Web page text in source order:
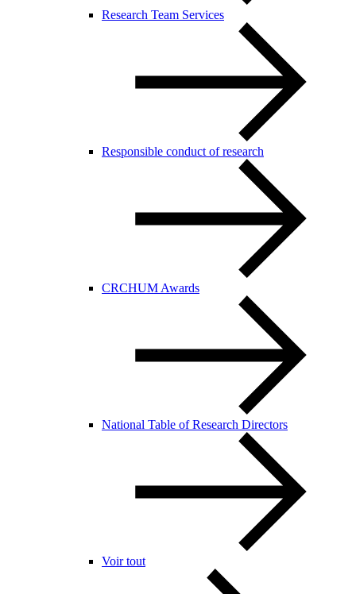
Research Team Services
Responsible conduct of research
CRCHUM Awards
National Table of Research Directors
Voir tout